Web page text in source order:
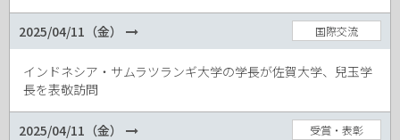
2025/04/11（金）
インドネシア・サムラツランギ大学の学長が佐賀大学、兒玉学
長を表敬訪問
国際交流
2025/04/11（金） 受賞・表彰